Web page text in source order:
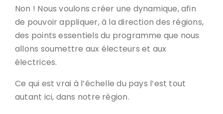
Non ! Nous voulons créer une dynamique, afin
de pouvoir appliquer, à la direction des régions,
des points essentiels du programme que nous
allons soumettre aux électeurs et aux
électrices.
Ce qui est vrai à l’échelle du pays l’est tout
autant ici, dans notre région.